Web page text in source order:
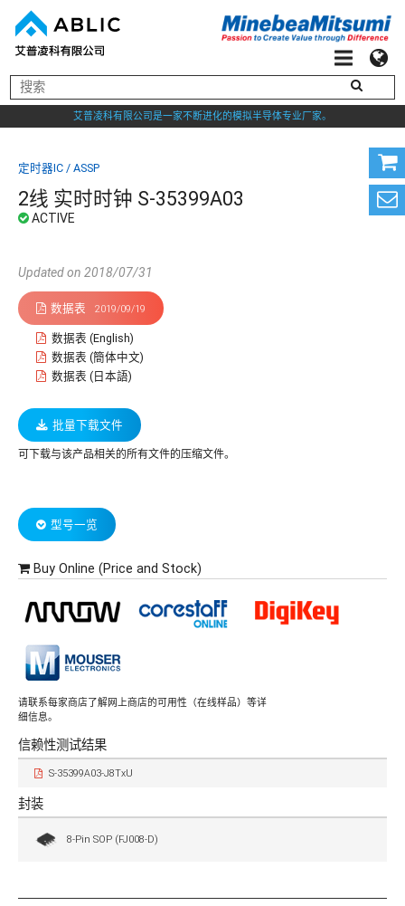
艾普凌科有限公司是一家不断进化的模拟半导体专业厂家。
定时器IC / ASSP
2线 实时时钟 S-35399A03
Updated on 2018/07/31
数据表 2019/09/19
数据表 (English)
数据表 (簡体中文)
数据表 (日本語)
批量下载文件
可下载与该产品相关的所有文件的压缩文件。
型号一览
Buy Online (Price and Stock)
请联系每家商店了解网上商店的可用性（在线样品）等详
细信息。
信赖性测试结果
S-35399A03-J8TxU
封装
8-Pin SOP (FJ008-D)